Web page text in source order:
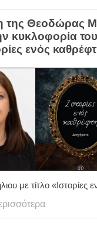
της Θεοδώρας
κυκλοφορία του
ενός
με τίτλο «Ιστορίες